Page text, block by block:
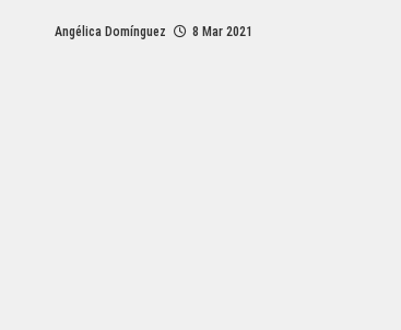
Angélica Domínguez 8 Mar 2021